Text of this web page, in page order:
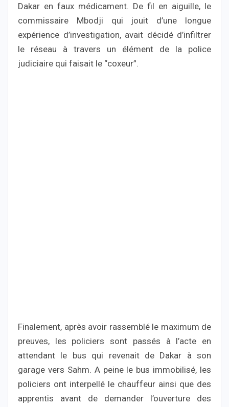
Dakar en faux médicament. De fil en aiguille, le
commissaire Mbodji qui jouit d’une longue
expérience d’investigation, avait décidé d’infiltrer
le réseau à travers un élément de la police
judiciaire qui faisait le “coxeur”.
Finalement, après avoir rassemblé le maximum de
preuves, les policiers sont passés à l’acte en
attendant le bus qui revenait de Dakar à son
garage vers Sahm. A peine le bus immobilisé, les
policiers ont interpellé le chauffeur ainsi que des
apprentis avant de demander l’ouverture des